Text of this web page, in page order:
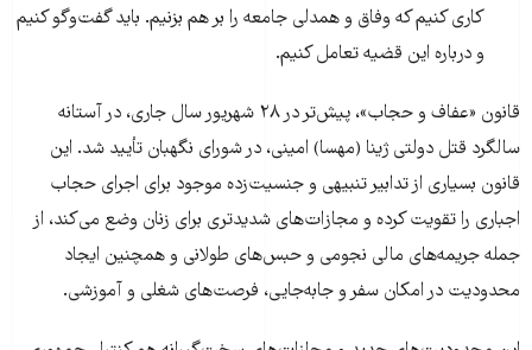
کاری کنیم که وفاق و همدلی جامعه را بر هم بزنیم. باید گفت‌و‌گو کنیم
و درباره این قضیه تعامل کنیم.
قانون «عفاف و حجاب»، پیش‌تر در ۲۸ شهریور سال جاری، در آستانه
سالگرد قتل دولتی ژینا (مهسا) امینی، در شورای نگهبان تأیید شد. این
قانون بسیاری از تدابیر تنبیهی و جنسیت‌زده موجود برای اجرای حجاب
اجباری را تقویت کرده و مجازات‌های شدیدتری برای زنان وضع می‌کند، از
جمله جریمه‌های مالی نجومی و حبس‌های طولانی‌ و همچنین ایجاد
محدودیت در امکان سفر و جابه‌جایی، فرصت‌های شغلی و آموزشی.